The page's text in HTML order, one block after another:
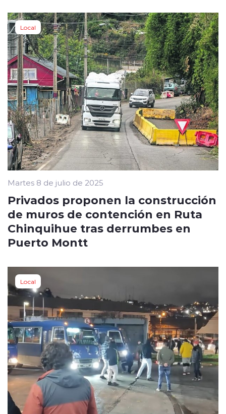
Local
Martes 8 de julio de 2025
Privados proponen la construcción
de muros de contención en Ruta
Chinquihue tras derrumbes en
Puerto Montt
Local